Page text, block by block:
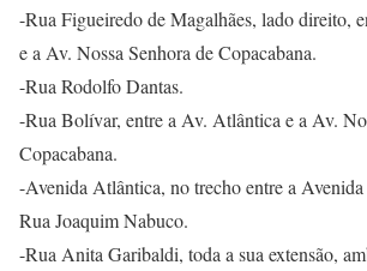
-Rua Figueiredo de Magalhães, lado direito,
e a Av. Nossa Senhora de Copacabana.
-Rua Rodolfo Dantas.
-Rua Bolívar, entre a Av. Atlântica e a Av.
Copacabana.
-Avenida Atlântica, no trecho entre a Avenida
Rua Joaquim Nabuco.
-Rua Anita Garibaldi, toda a sua extensão,